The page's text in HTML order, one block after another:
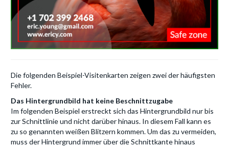
Die folgenden Beispiel-Visitenkarten zeigen zwei der häufigsten
Fehler.
Das Hintergrundbild hat keine Beschnittzugabe
Im folgenden Beispiel erstreckt sich das Hintergrundbild nur bis
zur Schnittlinie und nicht darüber hinaus. In diesem Fall kann es
zu so genannten weißen Blitzern kommen. Um das zu vermeiden,
muss der Hintergrund immer über die Schnittkante hinaus